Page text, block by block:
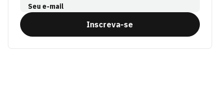
Seu e-mail
Inscreva-se